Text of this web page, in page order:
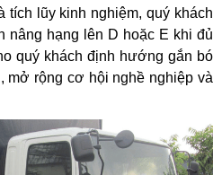
tích lũy kinh nghiệm, quý khách
nâng hạng lên D hoặc E khi đủ
quý khách định hướng gắn bó
mở rộng cơ hội nghề nghiệp và